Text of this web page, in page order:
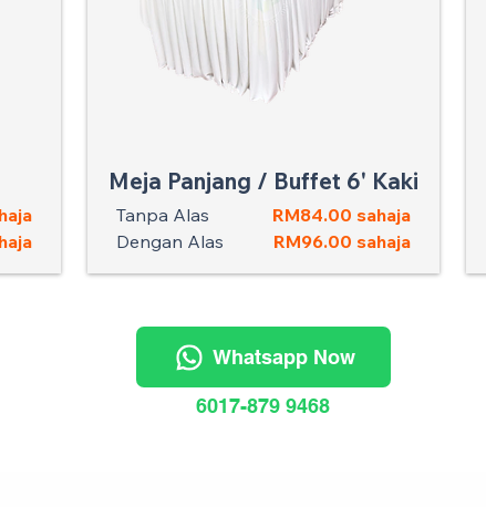
Meja Panjang / Buffet 6' Kaki
Tanpa Alas
RM84.00 sahaja
Dengan Alas
RM96.00 sahaja
Whatsapp Now
6017-879 9468